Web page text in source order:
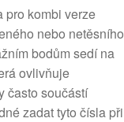
pro kombi verze
nebo netěsního
bodům sedí na
ovlivňuje
často součástí
zadat tyto čísla při